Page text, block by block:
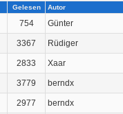
Gelesen Autor
754 Günter
3367 Rüdiger
2833 Xaar
3779 berndx
2977 berndx